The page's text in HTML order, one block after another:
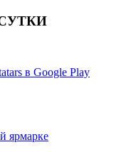
ярмарке